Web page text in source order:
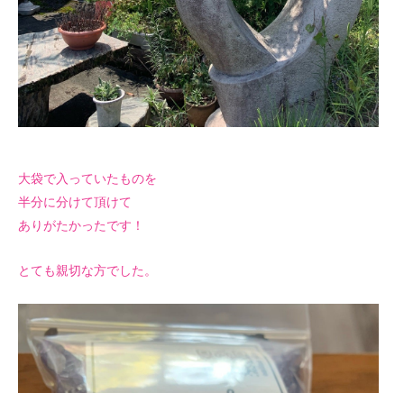
大袋で入っていたものを
半分に分けて頂けて
ありがたかったです！
とても親切な方でした。